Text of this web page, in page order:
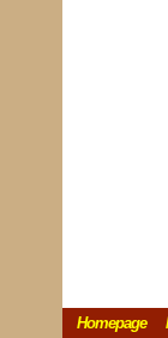
Homepage